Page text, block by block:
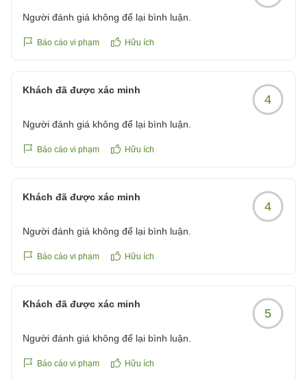
Người đánh giá không để lại bình luận.
Báo cáo vi phạm Hữu ích
Khách đã được xác minh
4
Người đánh giá không để lại bình luận.
Báo cáo vi phạm Hữu ích
Khách đã được xác minh
4
Người đánh giá không để lại bình luận.
Báo cáo vi phạm Hữu ích
Khách đã được xác minh
5
Người đánh giá không để lại bình luận.
Báo cáo vi phạm Hữu ích